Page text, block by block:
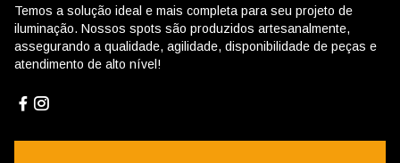
Temos a solução ideal e mais completa para seu projeto de
iluminação. Nossos spots são produzidos artesanalmente,
assegurando a qualidade, agilidade, disponibilidade de peças e
atendimento de alto nível!